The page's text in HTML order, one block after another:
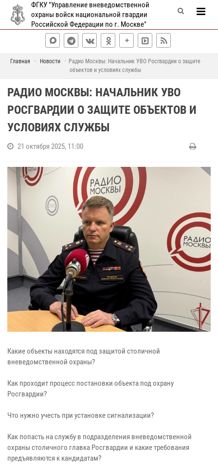
ФГКУ "Управление вневедомственной
охраны войск национальной гвардии
Российской Федерации по г. Москве"
Главная Новости
Радио Москвы: Начальник УВО Росгвардии о защите
объектов и условиях службы
РАДИО МОСКВЫ: НАЧАЛЬНИК УВО
РОСГВАРДИИ О ЗАЩИТЕ ОБЪЕКТОВ И
УСЛОВИЯХ СЛУЖБЫ
21 октября 2025, 11:00
Какие объекты находятся под защитой столичной
вневедомственной охраны?
Как проходит процесс постановки объекта под охрану
Росгвардии?
Что нужно учесть при установке сигнализации?
Как попасть на службу в подразделения вневедомственной
охраны столичного главка Росгвардии и какие требования
предъявляются к кандидатам?